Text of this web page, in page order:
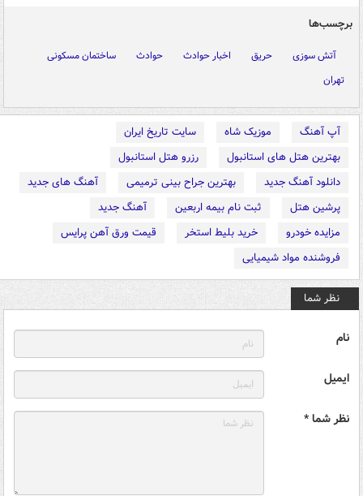
برچسب‌ها
آتش سوزی حریق اخبار حوادث حوادث
ساختمان مسکونی
تهران
آپ آهنگ موزیک شاه
سایت تاریخ ایران
بهترین هتل های استانبول
رزرو هتل استانبول
دانلود آهنگ جدید
بهترین جراح بینی ترمیمی
آهنگ های جدید
پرشین هتل
ثبت نام بیمه اربعین
آهنگ جدید
مزایده خودرو
خرید بلیط استخر
قیمت ورق آهن پرایس
فروشنده مواد شیمیایی
نظر شما
نام
ایمیل
نظر شما *